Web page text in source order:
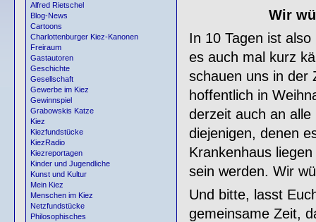
Alfred Rietschel
Blog-News
Cartoons
Charlottenburger Kiez-Kanonen
Freiraum
Gastautoren
Geschichte
Gesellschaft
Gewerbe im Kiez
Gewinnspiel
Grabowskis Katze
Kiez
Kiezfundstücke
KiezRadio
Kiezreportagen
Kinder und Jugendliche
Kunst und Kultur
Mein Kiez
Menschen im Kiez
Netzfundstücke
Philosophisches
Wir
In 10 Tagen ist
es auch mal kurz
schauen uns in der
hoffentlich in
derzeit auch an
diejenigen, denen
Krankenhaus
sein werden. Wir
Und bitte, lasst
gemeinsame Zeit,